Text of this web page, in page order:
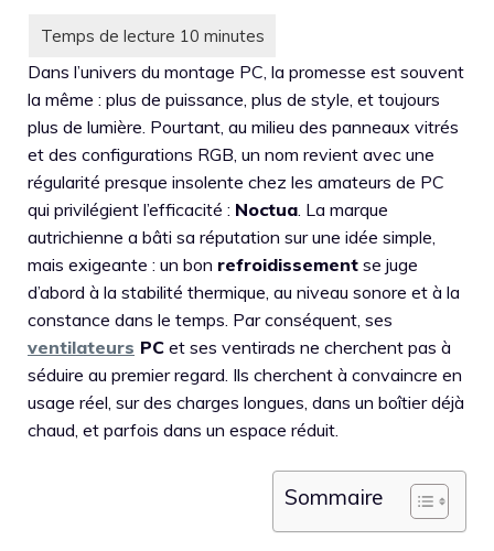
Dans l’univers du montage PC, la promesse est souvent
la même : plus de puissance, plus de style, et toujours
plus de lumière. Pourtant, au milieu des panneaux vitrés
et des configurations RGB, un nom revient avec une
régularité presque insolente chez les amateurs de PC
qui privilégient l’efficacité : Noctua. La marque
autrichienne a bâti sa réputation sur une idée simple,
mais exigeante : un bon refroidissement se juge
d’abord à la stabilité thermique, au niveau sonore et à la
constance dans le temps. Par conséquent, ses
ventilateurs PC et ses ventirads ne cherchent pas à
séduire au premier regard. Ils cherchent à convaincre en
usage réel, sur des charges longues, dans un boîtier déjà
chaud, et parfois dans un espace réduit.
Sommaire